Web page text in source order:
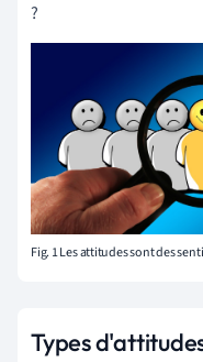
?
Fig. 1 Les attitudes sont des
Types